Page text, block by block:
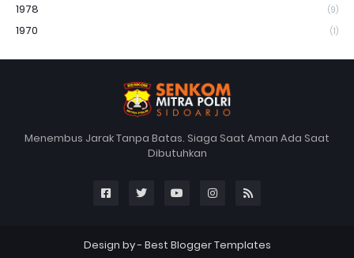
1978 (9)
1970 (1)
Menembus Jarak Tanpa Batas. Siaga Saat Aman Ada Saat
Dibutuhkan
Design by - Best Blogger Templates